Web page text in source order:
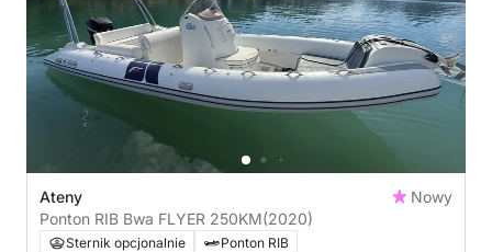
Ateny
Nowy
Ponton RIB Bwa FLYER 250KM(2020)
Sternik opcjonalnie
Ponton RIB